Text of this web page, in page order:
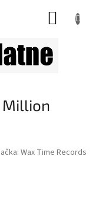
Million
Wax Time Records